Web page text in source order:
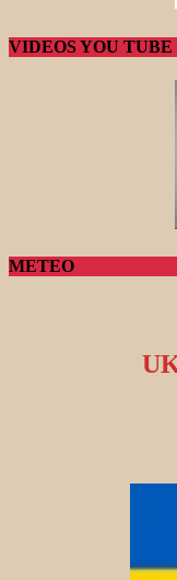
VIDEOS YOU TUBE
METEO